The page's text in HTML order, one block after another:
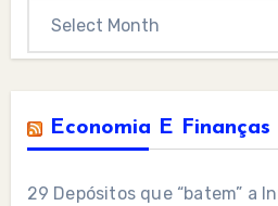
Economia E Finanças
29 Depósitos que “batem” a